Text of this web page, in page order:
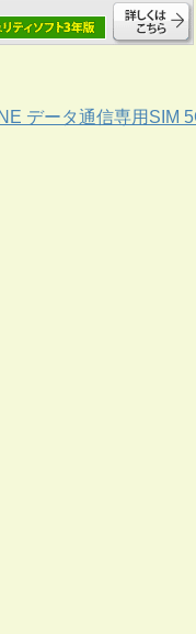
データ通信専用SIM